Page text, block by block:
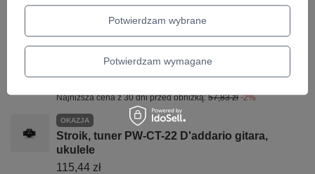
Najniższa cena z 30 dni przed obniżką:67,60 zł -3%
Pazurek do gry na gitarze D'addario NP7W-04
rozmiar M
56,10 zł
Najniższa cena z 30 dni przed obniżką:57,83 zł -2%
OKAZJA
Stroik, tuner PW-CT-22 D'addario gitara,
ukulele
115,44 zł
Potwierdzam wybrane
Potwierdzam wymagane